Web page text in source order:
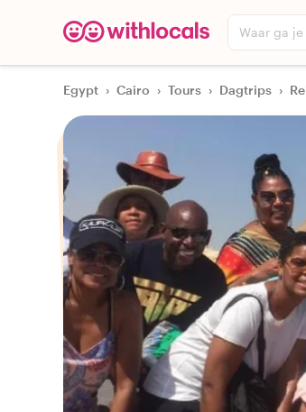
Waar ga je
Egypt › Cairo › Tours › Dagtrips ›